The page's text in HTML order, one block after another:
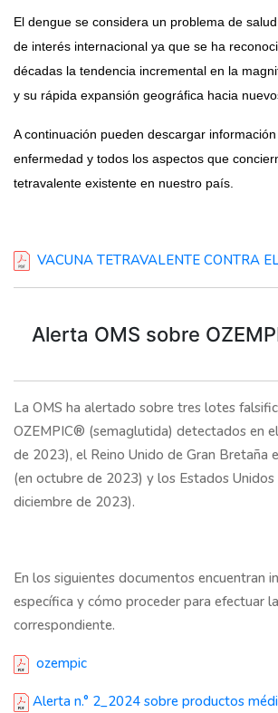
El dengue se considera un problema de
de interés internacional ya que se ha
décadas la tendencia incremental en la
y su rápida expansión geográfica hacia
A continuación pueden descargar
enfermedad y todos los aspectos que
tetravalente existente en nuestro país.
VACUNA TETRAVALENTE CONTRA
Alerta OMS sobre
La OMS ha alertado sobre tres lotes
OZEMPIC® (semaglutida) detectados en
de 2023), el Reino Unido de Gran Bretaña
(en octubre de 2023) y los Estados Unidos
diciembre de 2023).
En los siguientes documentos encuentran
específica y cómo proceder para efectuar
correspondiente.
ozempic
Alerta n.° 2_2024 sobre productos